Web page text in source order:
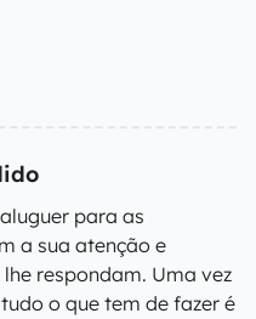
para as
a sua atenção e
respondam. Uma vez
o que tem de fazer é